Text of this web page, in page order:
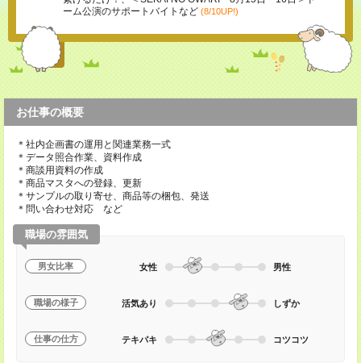
ーム公演のサポートバイトなど (8/10UP!)
お仕事の概要
＊社内企画書の運用と関連業務一式
＊データ照合作業、資料作成
＊商談用資料の作成
＊商品マスタへの登録、更新
＊サンプルの取り寄せ、商品等の梱包、発送
＊問い合わせ対応 など
職場の雰囲気
男女比率 女性 男性
職場の様子 活気あり しずか
仕事の仕方 テキパキ コツコツ